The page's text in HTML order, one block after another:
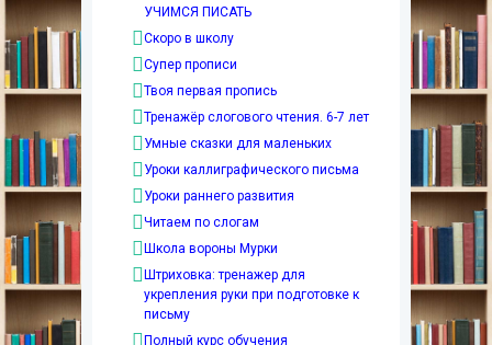
УЧИМСЯ ПИСАТЬ
Скоро в школу
Супер прописи
Твоя первая пропись
Тренажёр слогового чтения. 6-7 лет
Умные сказки для маленьких
Уроки каллиграфического письма
Уроки раннего развития
Читаем по слогам
Школа вороны Мурки
Штриховка: тренажер для
укрепления руки при подготовке к
письму
Полный курс обучения